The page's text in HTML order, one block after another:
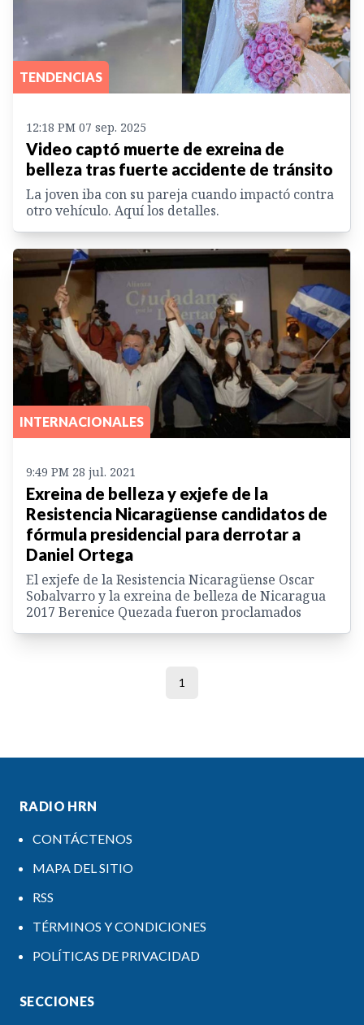
TENDENCIAS
12:18 PM 07 sep. 2025
Video captó muerte de exreina de
belleza tras fuerte accidente de tránsito
La joven iba con su pareja cuando impactó contra
otro vehículo. Aquí los detalles.
INTERNACIONALES
9:49 PM 28 jul. 2021
Exreina de belleza y exjefe de la
Resistencia Nicaragüense candidatos de
fórmula presidencial para derrotar a
Daniel Ortega
El exjefe de la Resistencia Nicaragüense Oscar
Sobalvarro y la exreina de belleza de Nicaragua
2017 Berenice Quezada fueron proclamados
1
RADIO HRN
CONTÁCTENOS
MAPA DEL SITIO
RSS
TÉRMINOS Y CONDICIONES
POLÍTICAS DE PRIVACIDAD
SECCIONES